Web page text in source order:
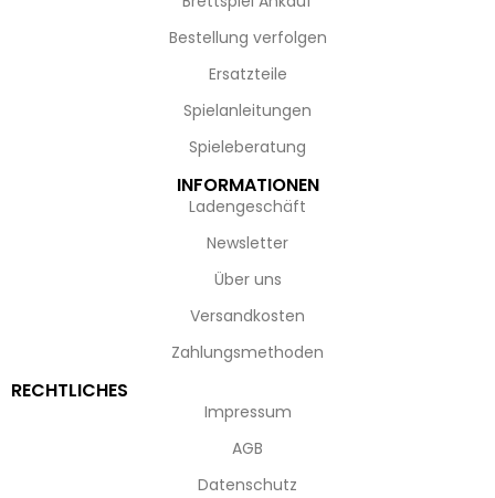
Bestellung verfolgen
Ersatzteile
Spielanleitungen
Spieleberatung
INFORMATIONEN
Ladengeschäft
Newsletter
Über uns
Versandkosten
Zahlungsmethoden
RECHTLICHES
Impressum
AGB
Datenschutz